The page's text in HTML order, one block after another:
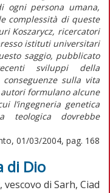
persona umana,
complessità di queste
Koszarycz, ricercatori
istituti universitari
saggio, pubblicato
sviluppi della
sulla vita
formulano alcune
l’ingegneria genetica
teologica dovrebbe
01/03/2004, pag. 168
di Dio
vescovo di Sarh, Ciad